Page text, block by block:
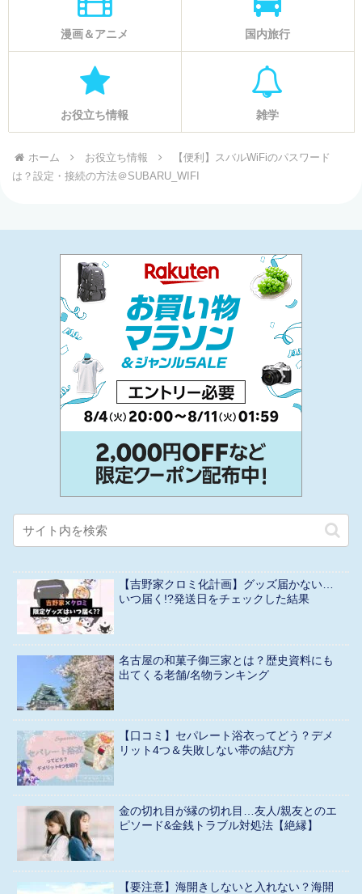
漫画＆アニメ 国内旅行
お役立ち情報 雑学
ホーム お役立ち情報
【便利】スバルWiFiのパスワード
は？設定・接続の方法＠SUBARU_WIFI
【吉野家クロミ化計画】グッズ届かない…
いつ届く!?発送日をチェックした結果
名古屋の和菓子御三家とは？歴史資料にも
出てくる老舗/名物ランキング
【口コミ】セパレート浴衣ってどう？デメ
リット4つ＆失敗しない帯の結び方
金の切れ目が縁の切れ目…友人/親友とのエ
ピソード&金銭トラブル対処法【絶縁】
【要注意】海開きしないと入れない？海開